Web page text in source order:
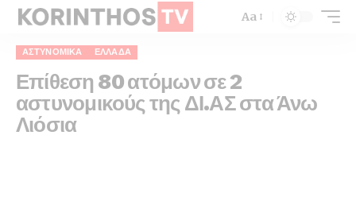
Aa
ΑΣΤΥΝΟΜΙΚΆ ΕΛΛΆΔΑ
Επίθεση 80 ατόμων σε 2
αστυνομικούς της ΔΙ.ΑΣ στα Άνω
Λιόσια